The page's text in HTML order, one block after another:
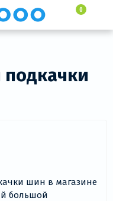
0
шин в магазине
большой